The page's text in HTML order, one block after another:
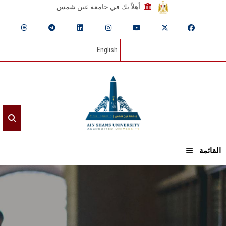
أهلاً بك في جامعة عين شمس
English
القائمة
الرئيسيـة